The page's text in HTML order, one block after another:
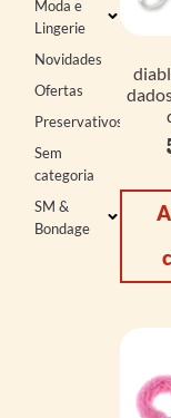
Moda e
Lingerie
Novidades
Ofertas
Preservativos
Sem
categoria
SM &
Bondage